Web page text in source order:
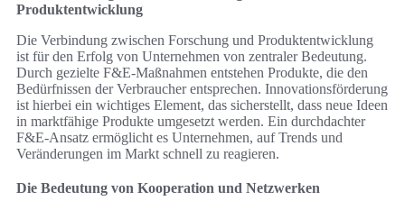
Produktentwicklung
Die Verbindung zwischen Forschung und Produktentwicklung
ist für den Erfolg von Unternehmen von zentraler Bedeutung.
Durch gezielte F&E-Maßnahmen entstehen Produkte, die den
Bedürfnissen der Verbraucher entsprechen. Innovationsförderung
ist hierbei ein wichtiges Element, das sicherstellt, dass neue Ideen
in marktfähige Produkte umgesetzt werden. Ein durchdachter
F&E-Ansatz ermöglicht es Unternehmen, auf Trends und
Veränderungen im Markt schnell zu reagieren.
Die Bedeutung von Kooperation und Netzwerken